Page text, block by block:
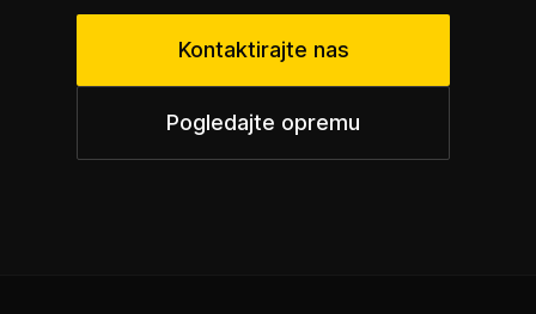
Kontaktirajte nas
Pogledajte opremu